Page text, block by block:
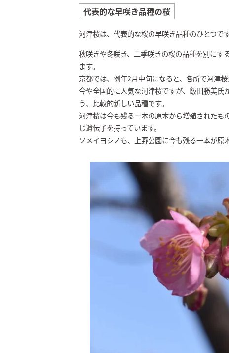
代表的な早咲き品種の桜
河津桜は、代表的な桜の早咲き品種のひとつです
秋咲きや冬咲き、二季咲きの桜の品種を別にす
ます。
京都では、例年2月中旬になると、各所で河津桜
今や全国的に人気な河津桜ですが、飯田勝美
う、比較的新しい品種です。
河津桜は今も残る一本の原木から増殖されたも
じ遺伝子を持っています。
ソメイヨシノも、上野公園に今も残る一本が原